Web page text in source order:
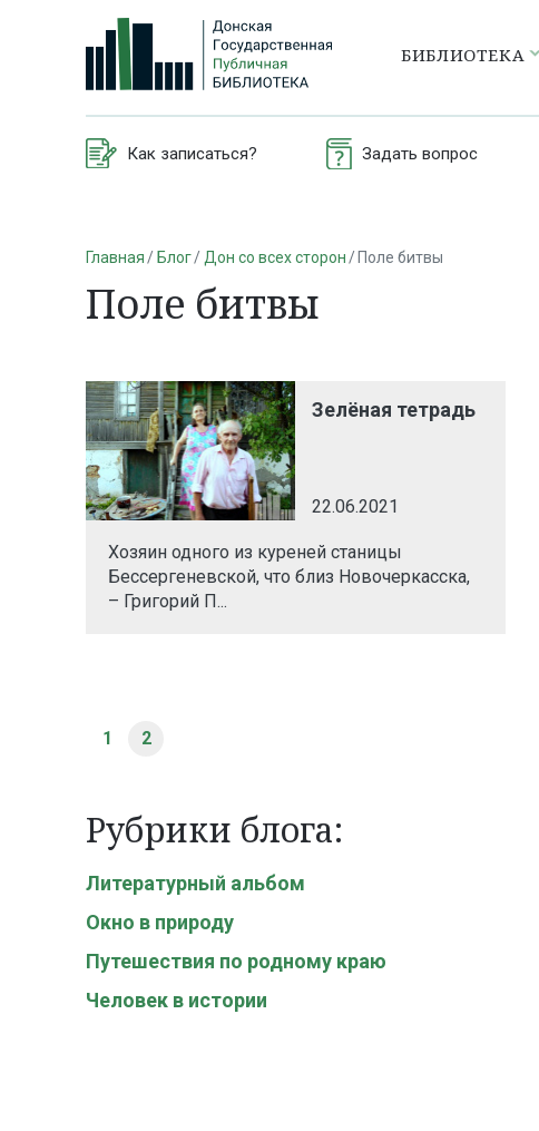
БИБЛИОТЕКА
Как записаться? Задать вопрос
Главная Блог Дон со всех сторон Поле битвы
Поле битвы
Зелёная тетрадь
22.06.2021
Хозяин одного из куреней станицы
Бессергеневской, что близ Новочеркасска,
– Григорий П...
1 2
Рубрики блога:
Литературный альбом
Окно в природу
Путешествия по родному краю
Человек в истории